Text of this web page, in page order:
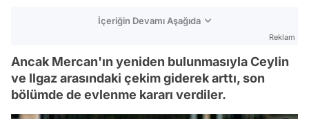
İçeriğin Devamı Aşağıda
Reklam
Ancak Mercan'ın yeniden bulunmasıyla Ceylin
ve Ilgaz arasındaki çekim giderek arttı, son
bölümde de evlenme kararı verdiler.